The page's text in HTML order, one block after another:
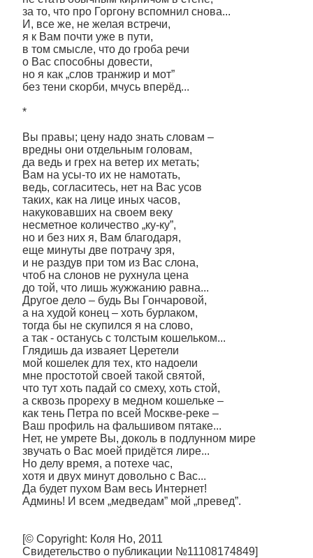
за то, что про Горгону вспомнил снова...
И, все же, не желая встречи,
я к Вам почти уже в пути,
в том смысле, что до гроба речи
о Вас способны довести,
но я как „слов транжир и мот”
без тени скорби, мчусь вперёд...
*
Вы правы; цену надо знать словам –
вредны они отдельным головам,
да ведь и грех на ветер их метать;
Вам на усы-то их не намотать,
ведь, согласитесь, нет на Вас усов
таких, как на лице иных часов,
накуковавших на своем веку
несметное количество „ку-ку”,
но и без них я, Вам благодаря,
еще минуты две потрачу зря,
и не раздув при том из Вас слона,
чтоб на слонов не рухнула цена
до той, что лишь жужжанию равна...
Другое дело – будь Вы Гончаровой,
а на худой конец – хоть бурлаком,
тогда бы не скупился я на слово,
а так - останусь с толстым кошельком...
Глядишь да изваяет Церетели
мой кошелек для тех, кто надоели
мне простотой своей такой святой,
что тут хоть падай со смеху, хоть стой,
а сквозь прореху в медном кошельке –
как тень Петра по всей Москве-реке –
Ваш профиль на фальшивом пятаке...
Нет, не умрете Вы, доколь в подлунном мире
звучать о Вас моей придётся лире...
Но делу время, а потехе час,
хотя и двух минут довольно с Вас...
Да будет пухом Вам весь Интернет!
Админь! И всем „медведам” мой „превед”.
[© Copyright: Коля Но, 2011
Свидетельство о публикации №11108174849]